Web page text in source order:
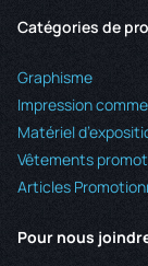
Catégories de
Graphisme
Impression
Matériel
Vêtements
Articles
Pour nous